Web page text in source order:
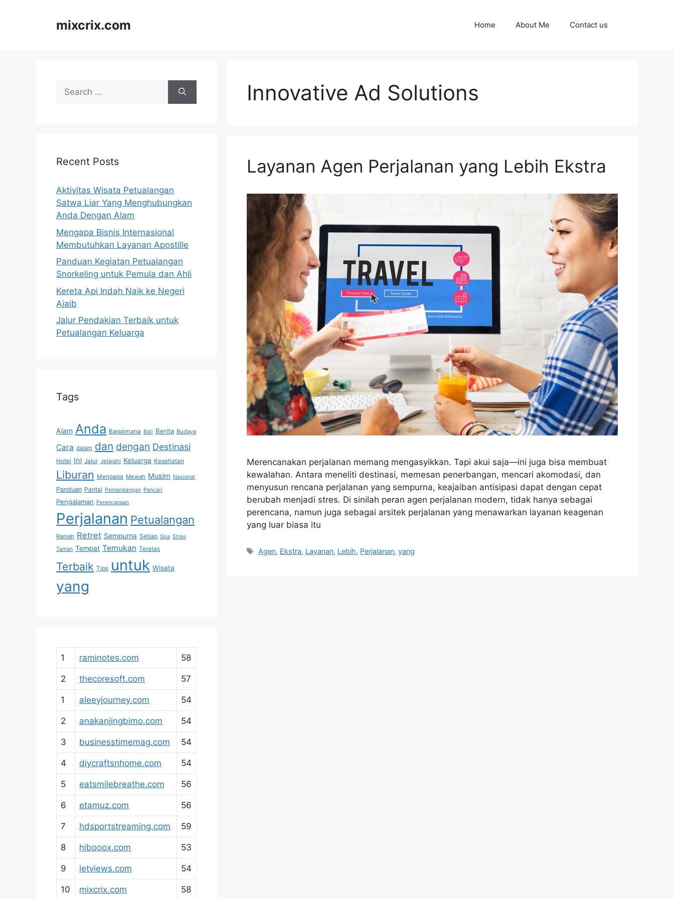
mixcrix.com Home About Me Contact us
Innovative Ad Solutions
Layanan Agen Perjalanan yang Lebih Ekstra
Merencanakan perjalanan memang mengasyikkan. Tapi akui saja—ini juga bisa membuat
kewalahan. Antara meneliti destinasi, memesan penerbangan, mencari akomodasi, dan
menyusun rencana perjalanan yang sempurna, keajaiban antisipasi dapat dengan cepat
berubah menjadi stres. Di sinilah peran agen perjalanan modern, tidak hanya sebagai
perencana, namun juga sebagai arsitek perjalanan yang menawarkan layanan keagenan
yang luar biasa itu
Tags
Agen, Ekstra, Layanan, Lebih, Perjalanan,yang
Search
for:
Recent Posts
Aktivitas Wisata Petualangan
Satwa Liar Yang Menghubungkan
Anda Dengan Alam
Mengapa Bisnis Internasional
Membutuhkan Layanan Apostille
Panduan Kegiatan Petualangan
Snorkeling untuk Pemula dan Ahli
Kereta Api Indah Naik ke Negeri
Ajaib
Jalur Pendakian Terbaik untuk
Petualangan Keluarga
Tags
Alam Anda Bagaimana Bali Berita Budaya
Cara dalam dan dengan Destinasi
Hotel Ini Jalur Jelajahi Keluarga Kesehatan
Liburan Mengapa Mewah Musim Nasional
Panduan Pantai Pemandangan Pencari
Pengalaman Perencanaan
Perjalanan Petualangan
Ramah Retret Sempurna Setiap Spa Stres
Taman Tempat Temukan Teratas
Terbaik Tips untuk Wisata
yang
1 raminotes.com 58
2 thecoresoft.com 57
1 aleeyjourney.com 54
2 anakanjingbimo.com 54
3 businesstimemag.com 54
4 diycraftsnhome.com 54
5 eatsmilebreathe.com 56
6 etamuz.com 56
7 hdsportstreaming.com 59
8 hibooox.com 53
9 letviews.com 54
10 mixcrix.com 58